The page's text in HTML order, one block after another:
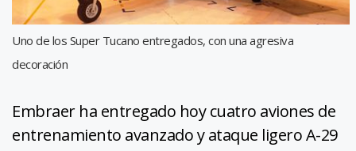
Uno de los Super Tucano entregados, con una agresiva
decoración
Embraer ha entregado hoy cuatro aviones de
entrenamiento avanzado y ataque ligero A-29